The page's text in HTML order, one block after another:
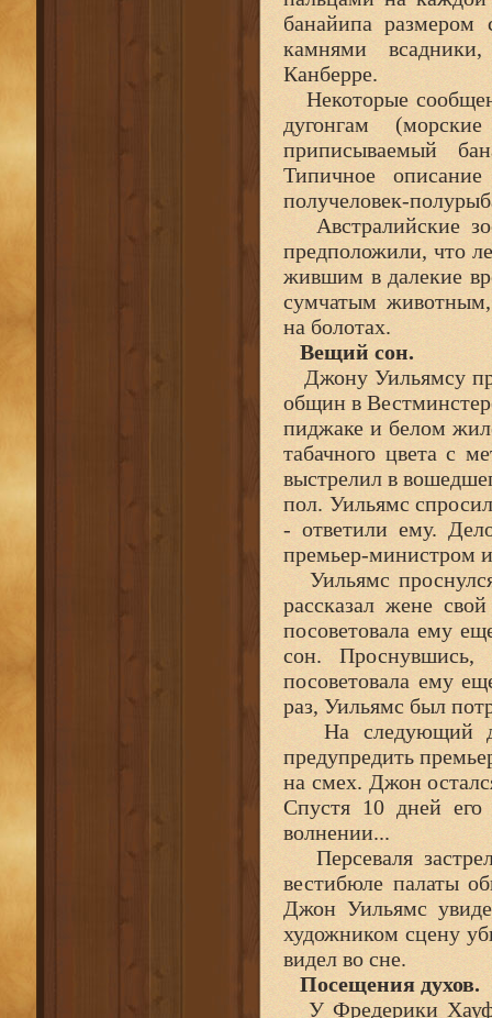
банайипа
камнями
Канберре.
Некоторые
дугонгам
приписываемый
Типичное
получеловек-
Австралийские
предположили, что
жившим в далекие
сумчатым животным,
на болотах.
Вещий сон.
Джону Уильямсу
общин в
пиджаке и белом
табачного цвета с
выстрелил в
пол. Уильямс
- ответили ему.
премьер-министром
Уильямс
рассказал жене
посоветовала ему
сон.
посоветовала ему
раз, Уильямс был
На следующий
предупредить
на смех. Джон
Спустя 10 дней его
волнении...
Персеваля
вестибюле палаты
Джон Уильямс
художником сцену
видел во сне.
Посещения духов.
У Фредерики